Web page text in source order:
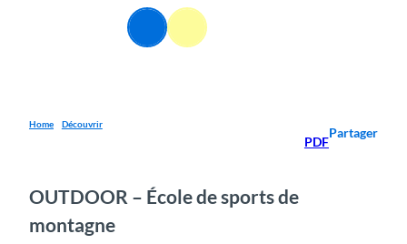
Recherche
Menu
Home Découvrir
PDF
Partager
OUTDOOR – École de sports de
montagne